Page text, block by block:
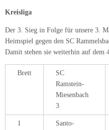
Kreisliga
Der 3. Sieg in Folge für unsere 3.
Heimspiel gegen den SC
Damit stehen sie weiterhin auf dem
Brett
SC
Ramstein-
Miesenbach
3
1
Santo-